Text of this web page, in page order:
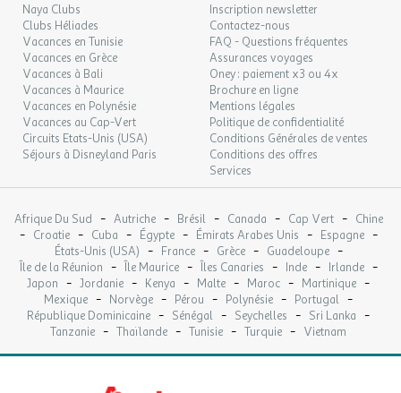
Parc d'attraction
Dates d'ouverture : Ouvert toute la saison
Distance : 71km
Emplacement : En dehors de l'établissement
Nom : Grottes de Bétharram
Prix : Payant
Parc d'attraction
Dates d'ouverture : Ouvert toute la saison
Distance : 60km
Prix : Payant
Pêche
Dates d'ouverture : Ouvert en juillet et août
Distance : 0,05km
Emplacement : En dehors de l'établissement
Nom : Dans la rivière le Gave d'Oloron
Prix : Payant
Emplacement : En dehors de l'établissement
AOÛT
MAR.
25
AOÛT
52 €
Retour le
26/08/2026
MER.
26
AOÛT
52 €/hébergement
27/08/2026
AOÛT
VEN.
28
AOÛT
52 €/hébergement
Retour le
29/08/2026
SAM.
29
AOÛT
52 €/hébergement
Retour le
30/08/2026
30 52 €/hébergement
Retour le
Naya Clubs
Clubs Héliades
Vacances en Tunisie
Vacances en Grèce
Vacances à Bali
Vacances à Maurice
Vacances en Polynésie
Vacances au Cap-Vert
Circuits Etats-Unis (USA)
Séjours à Disneyland Paris
Inscription newsletter
Contactez-nous
FAQ - Questions fréquentes
Assurances voyages
Oney : paiement x3 ou 4x
Brochure en ligne
Mentions légales
Politique de confidentialité
Conditions Générales de ventes
Conditions des offres
Services
Afrique Du Sud - Autriche - Brésil - Canada - Cap Vert - Chine
- Croatie - Cuba - Égypte - Émirats Arabes Unis - Espagne -
États-Unis (USA) - France - Grèce - Guadeloupe -
Île de la Réunion - Île Maurice - Îles Canaries - Inde - Irlande -
Japon - Jordanie - Kenya - Malte - Maroc - Martinique -
Mexique - Norvège - Pérou - Polynésie - Portugal -
République Dominicaine - Sénégal - Seychelles - Sri Lanka -
Tanzanie - Thaïlande - Tunisie - Turquie - Vietnam